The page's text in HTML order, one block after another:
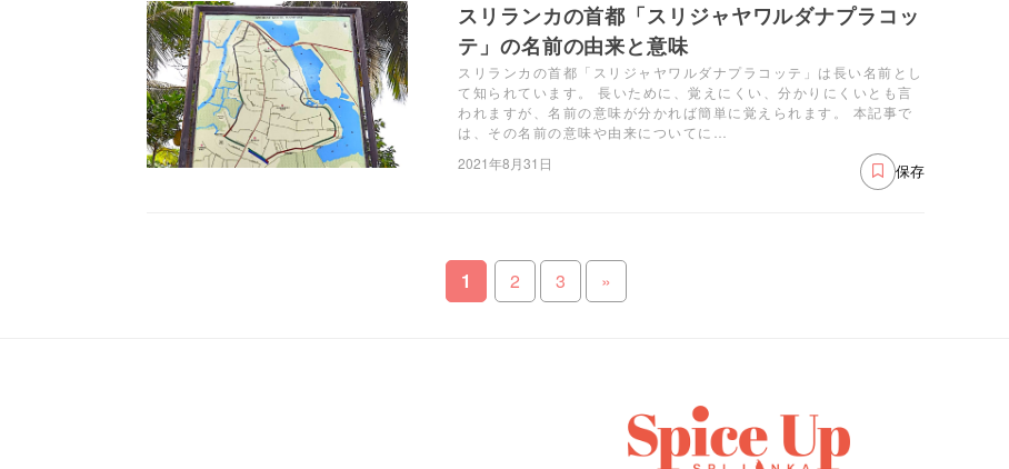
スリランカの首都「スリジャヤワルダナプラコッ
テ」の名前の由来と意味
スリランカの首都「スリジャヤワルダナプラコッテ」は長い名前とし
て知られています。 長いために、覚えにくい、分かりにくいとも言
われますが、名前の意味が分かれば簡単に覚えられます。 本記事で
は、その名前の意味や由来についてに…
2021年8月31日
保存
1 2 3 »